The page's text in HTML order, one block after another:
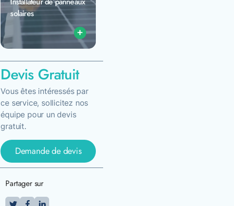
solaires
+
Devis Gratuit
Vous êtes intéressés par
ce service, sollicitez nos
équipe pour un devis
gratuit.
Demande de devis
Partager sur